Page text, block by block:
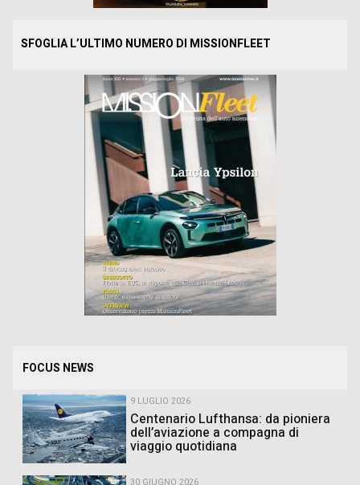
SFOGLIA L’ULTIMO NUMERO DI MISSIONFLEET
FOCUS NEWS
9 LUGLIO 2026
Centenario Lufthansa: da pioniera
dell’aviazione a compagna di
viaggio quotidiana